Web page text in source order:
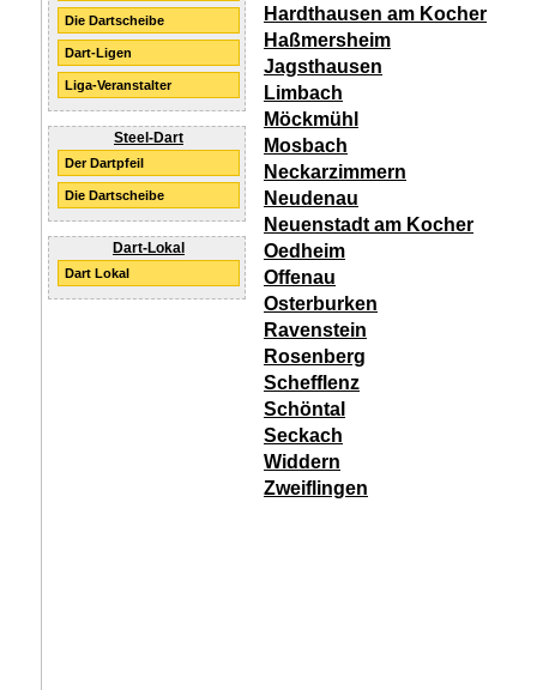
Die Dartscheibe
Dart-Ligen
Liga-Veranstalter
Steel-Dart
Der Dartpfeil
Die Dartscheibe
Dart-Lokal
Dart Lokal
Hardthausen am Kocher
Haßmersheim
Jagsthausen
Limbach
Möckmühl
Mosbach
Neckarzimmern
Neudenau
Neuenstadt am Kocher
Oedheim
Offenau
Osterburken
Ravenstein
Rosenberg
Schefflenz
Schöntal
Seckach
Widdern
Zweiflingen